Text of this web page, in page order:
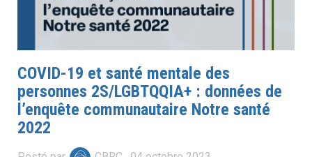
COVID-19 et santé mentale des
personnes 2S/LGBTQQIA+ : données de
l’enquête communautaire Notre santé
2022